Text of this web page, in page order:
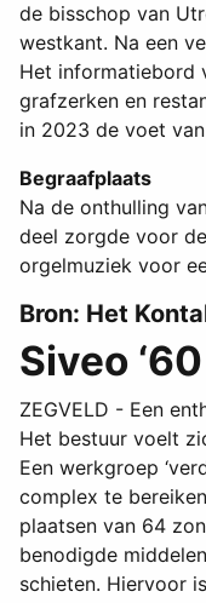
de bisschop van
westkant. Na een
Het informatiebord
grafzerken en
in 2023 de voet
Begraafplaats
Na de onthulling
deel zorgde voor
orgelmuziek voor
Bron: Het
Siveo
ZEGVELD - Een
Het bestuur voelt
Een werkgroep
complex te
plaatsen van 64
benodigde
schieten. Hiervoor